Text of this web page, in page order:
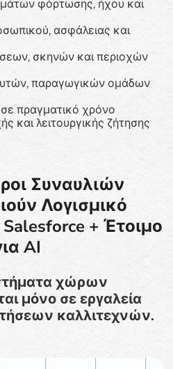
φόρτωσης, ήχου και
ασφάλειας και
σκηνών και περιοχών
παραγωγικών ομάδων
πραγματικό χρόνο
και λειτουργικής ζήτησης
Συναυλιών
Λογισμικό
+ Έτοιμο
AI
χώρων
μόνο σε εργαλεία
καλλιτεχνών.